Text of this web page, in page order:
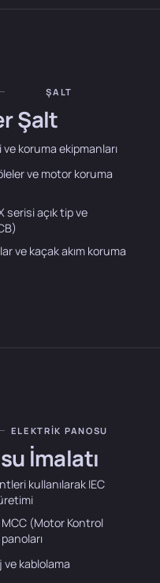
ŞALT
Şalt
koruma ekipmanları
ve motor koruma
serisi açık tip ve
ve kaçak akım koruma
ELEKTRIK PANOSU
İmalatı
kullanılarak IEC
MCC (Motor Kontrol
kablolama